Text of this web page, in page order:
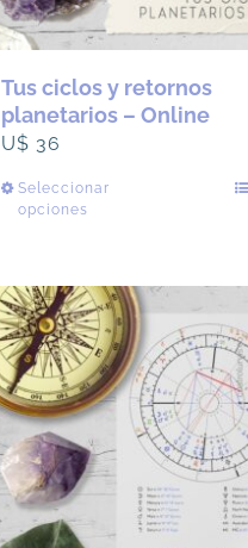
Tus ciclos y retornos
planetarios – Online
U$ 36
Seleccionar
opciones
múltiples
variantes.
Las
opciones
se
pueden
elegir
en
la